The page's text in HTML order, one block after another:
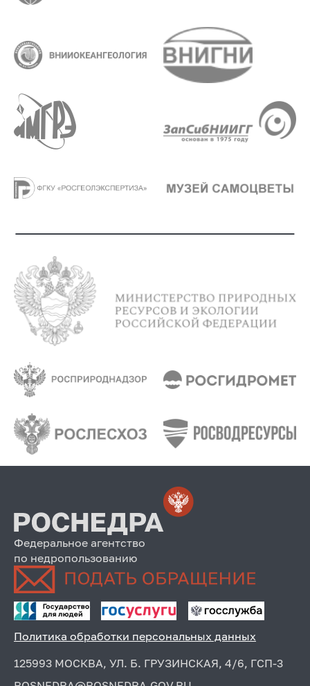
Федеральное агентство
по недропользованию
Политика обработки персональных данных
125993 МОСКВА, УЛ. Б. ГРУЗИНСКАЯ, 4/6, ГСП-3